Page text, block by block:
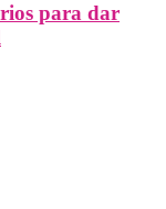
para dar